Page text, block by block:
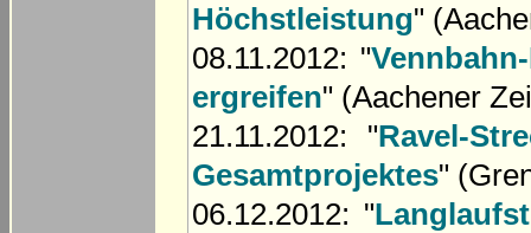
Höchstleistung"
08.11.2012: "
ergreifen" (Aachener
21.11.2012: "Ravel-
Gesamtprojektes"
06.12.2012: "